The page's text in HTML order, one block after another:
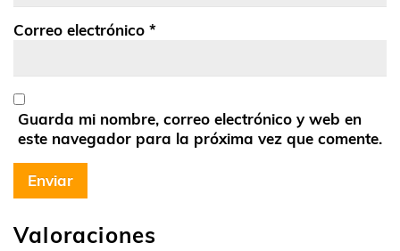
Valoraciones
Correo electrónico *
Guarda mi nombre, correo electrónico y web en
este navegador para la próxima vez que comente.